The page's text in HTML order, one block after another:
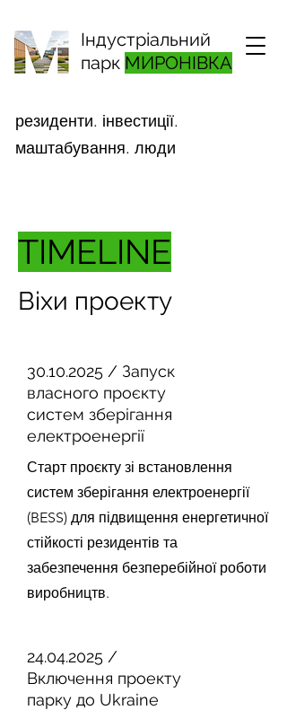
Індустріальний
парк МИРОНІВКА
резиденти. інвестиції.
маштабування. люди
TIMELINE
Віхи проекту
30.10.2025 / Запуск
власного проєкту
систем зберігання
електроенергії
Старт проєкту зі встановлення
систем зберігання електроенергії
(BESS) для підвищення енергетичної
стійкості резидентів та
забезпечення безперебійної роботи
виробництв.
24.04.2025 /
Включення проекту
парку до Ukraine